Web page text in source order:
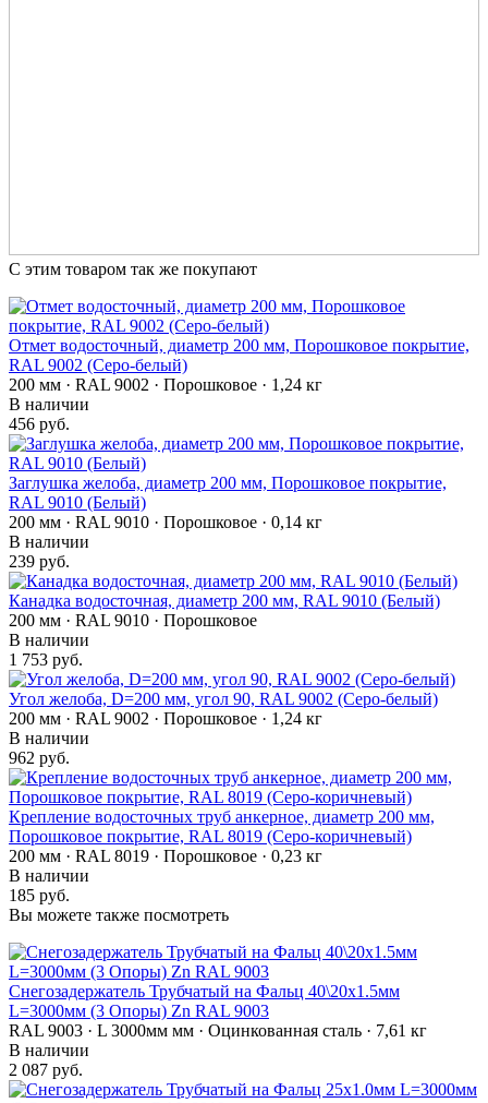
С этим товаром так же покупают
Отмет водосточный, диаметр 200 мм, Порошковое покрытие,
RAL 9002 (Серо-белый)
200 мм · RAL 9002 · Порошковое · 1,24 кг
В наличии
456 руб.
Заглушка желоба, диаметр 200 мм, Порошковое покрытие,
RAL 9010 (Белый)
200 мм · RAL 9010 · Порошковое · 0,14 кг
В наличии
239 руб.
Канадка водосточная, диаметр 200 мм, RAL 9010 (Белый)
200 мм · RAL 9010 · Порошковое
В наличии
1 753 руб.
Угол желоба, D=200 мм, угол 90, RAL 9002 (Серо-белый)
200 мм · RAL 9002 · Порошковое · 1,24 кг
В наличии
962 руб.
Крепление водосточных труб анкерное, диаметр 200 мм,
Порошковое покрытие, RAL 8019 (Серо-коричневый)
200 мм · RAL 8019 · Порошковое · 0,23 кг
В наличии
185 руб.
Вы можете также посмотреть
Снегозадержатель Трубчатый на Фальц 40\20х1.5мм
L=3000мм (3 Опоры) Zn RAL 9003
RAL 9003 · L 3000мм мм · Оцинкованная сталь · 7,61 кг
В наличии
2 087 руб.